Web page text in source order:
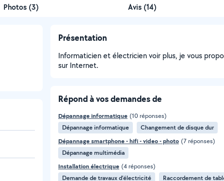
Photos (3) Avis (14)
Présentation
Informaticien et électricien voir plus, je vous
sur Internet.
Répond à vos demandes de
Dépannage informatique (10 réponses)
Dépannage informatique
Changement de disque dur
Dépannage smartphone - hifi - video - photo (7 réponses)
Dépannage multimédia
Installation électrique (4 réponses)
Demande de travaux d’électricité
Raccordement de